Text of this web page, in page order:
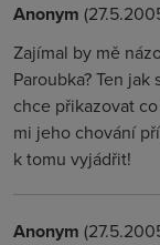
Anonym
Zajímal by mě
Paroubka? Ten
chce přikazovat
mi jeho chování
k tomu vyjádřit!
Anonym